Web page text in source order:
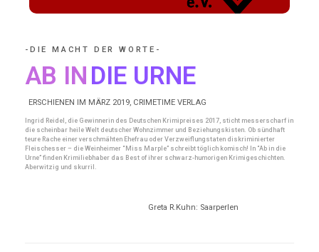
-DIE MACHT DER WORTE-
AB INDIE URNE
ERSCHIENEN IM MÄRZ 2019, CRIMETIME VERLAG
Ingrid Reidel, die Gewinnerin des Deutschen Krimipreises 2017, sticht messerscharf in
die scheinbar heile Welt deutscher Wohnzimmer und Beziehungskisten. Ob sündhaft
teure Rache einer verschmähten Ehefrau oder Verzweiflungstaten diskriminierter
Fleischesser – die Weinheimer “Miss Marple” schreibt töglich komisch! In “Ab in die
Urne” finden Krimiliebhaber das Best of ihrer schwarz-humorigen Krimigeschichten.
Aberwitzig und skurril.
Greta R.Kuhn: Saarperlen